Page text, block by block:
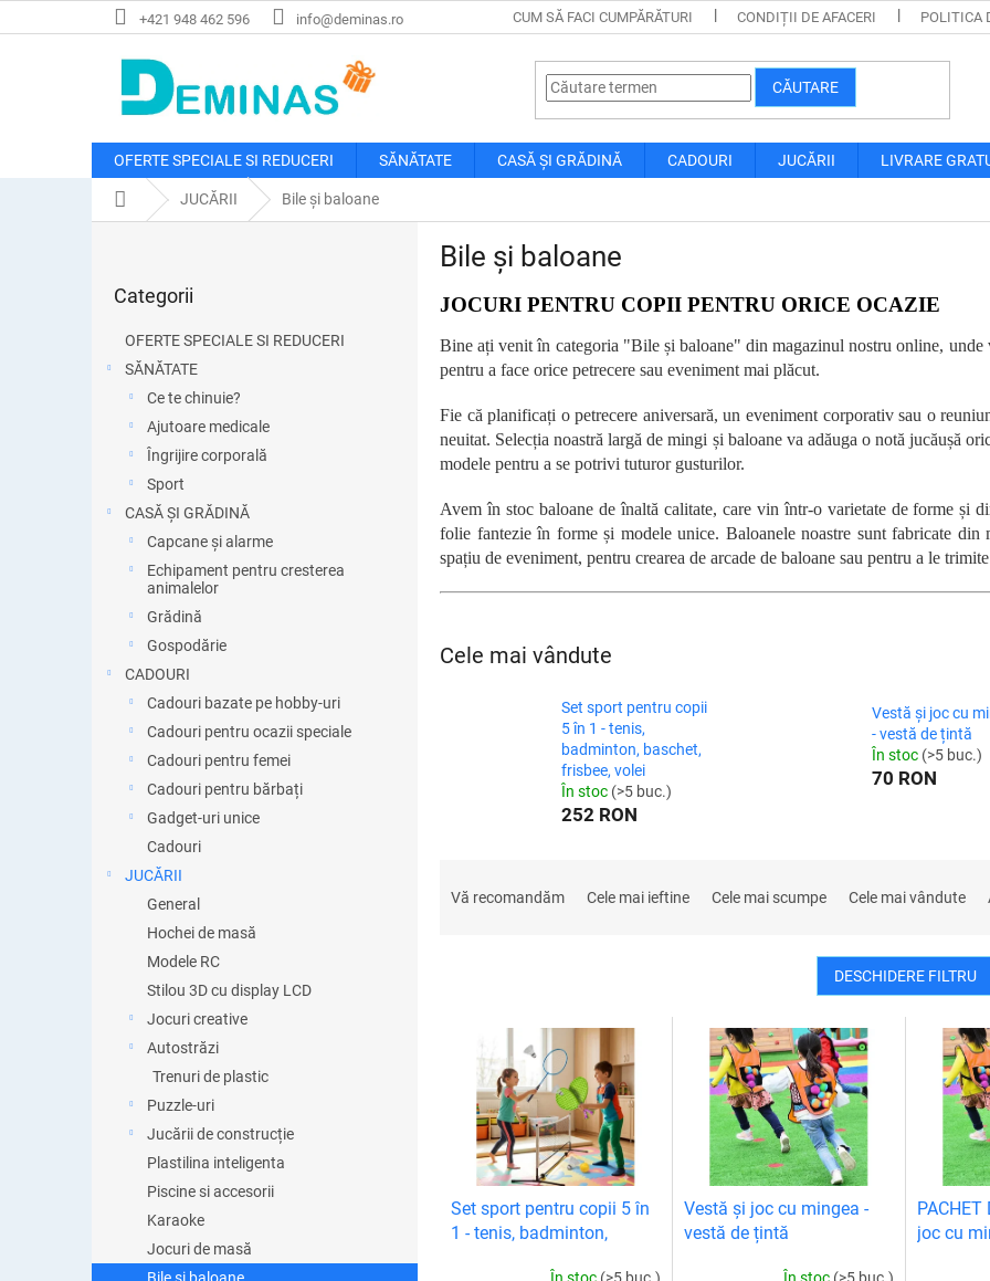
la
+421 948 462 596 info@deminas.ro CUM SĂ FACI CUMPĂRĂTURI CONDIȚII DE AFACERI POLITICA
CĂUTARE
OFERTE SPECIALE SI REDUCERI SĂNĂTATE CASĂ ȘI GRĂDINĂ CADOURI JUCĂRII LIVRARE
Acasă JUCĂRII Bile și baloane
peste
Categorii
OFERTE SPECIALE SI REDUCERI
SĂNĂTATE
Ce te chinuie?
Ajutoare medicale
Îngrijire corporală
Sport
CASĂ ȘI GRĂDINĂ
Capcane și alarme
Echipament pentru cresterea
animalelor
Grădină
Gospodărie
CADOURI
Cadouri bazate pe hobby-uri
Cadouri pentru ocazii speciale
Cadouri pentru femei
Cadouri pentru bărbați
Gadget-uri unice
Cadouri
JUCĂRII
General
Hochei de masă
Modele RC
Stilou 3D cu display LCD
Jocuri creative
Autostrăzi
Trenuri de plastic
Puzzle-uri
Jucării de construcție
Plastilina inteligenta
Piscine si accesorii
Karaoke
Jocuri de masă
Bile și baloane
JOCURI PENTRU COPII PENTRU ORICE OCAZIE
Bine ați venit în categoria "Bile și baloane" din magazinul nostru online, unde
pentru a face orice petrecere sau eveniment mai plăcut.
Fie că planificați o petrecere aniversară, un eveniment corporativ sau o
neuitat. Selecția noastră largă de mingi și baloane va adăuga o notă jucăușă
modele pentru a se potrivi tuturor gusturilor.
Avem în stoc baloane de înaltă calitate, care vin într-o varietate de forme și
folie fantezie în forme și modele unice. Baloanele noastre sunt fabricate din
spațiu de eveniment, pentru crearea de arcade de baloane sau pentru a le
Cele mai vândute
Set sport pentru copii
5 în 1 - tenis,
badminton, baschet,
frisbee, volei
În stoc (>5 buc.)
252 RON
Vestă și joc cu
- vestă de țintă
În stoc (>5 buc.)
70 RON
Vă recomandăm Cele mai ieftine Cele mai scumpe Cele mai vândute
DESCHIDERE FILTRU
Set sport pentru copii 5 în
1 - tenis, badminton,
Vestă și joc cu mingea -
vestă de țintă
PACHET
joc cu